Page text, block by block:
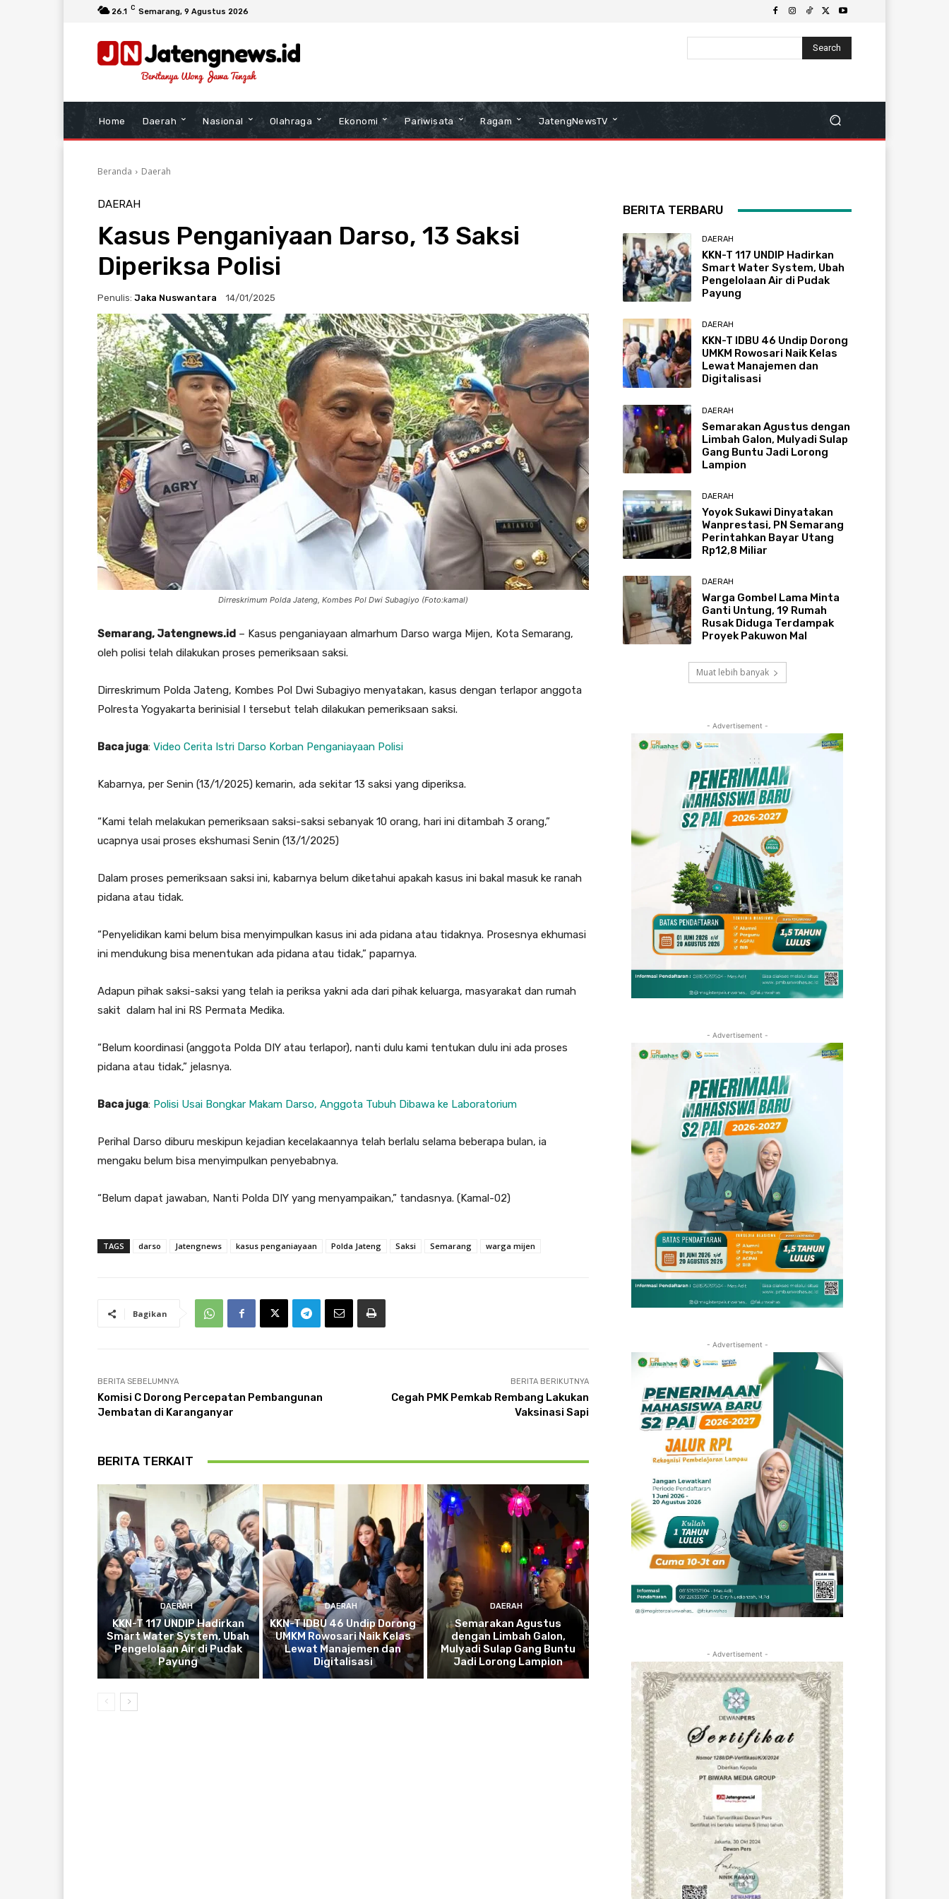
26.1 C Semarang, 9 Agustus 2026
Search
Home Daerah Nasional Olahraga Ekonomi Pariwisata Ragam JatengNewsTV
Beranda Daerah
DAERAH
Kasus Penganiyaan Darso, 13 Saksi
Diperiksa Polisi
Penulis: Jaka Nuswantara 14/01/2025
Dirreskrimum Polda Jateng, Kombes Pol Dwi Subagiyo (Foto:kamal)
Semarang, Jatengnews.id – Kasus penganiayaan almarhum Darso warga Mijen, Kota Semarang,
oleh polisi telah dilakukan proses pemeriksaan saksi.
Dirreskrimum Polda Jateng, Kombes Pol Dwi Subagiyo menyatakan, kasus dengan terlapor anggota
Polresta Yogyakarta berinisial I tersebut telah dilakukan pemeriksaan saksi.
Baca juga: Video Cerita Istri Darso Korban Penganiayaan Polisi
Kabarnya, per Senin (13/1/2025) kemarin, ada sekitar 13 saksi yang diperiksa.
“Kami telah melakukan pemeriksaan saksi-saksi sebanyak 10 orang, hari ini ditambah 3 orang,”
ucapnya usai proses ekshumasi Senin (13/1/2025)
Dalam proses pemeriksaan saksi ini, kabarnya belum diketahui apakah kasus ini bakal masuk ke ranah
pidana atau tidak.
“Penyelidikan kami belum bisa menyimpulkan kasus ini ada pidana atau tidaknya. Prosesnya ekhumasi
ini mendukung bisa menentukan ada pidana atau tidak,” paparnya.
Adapun pihak saksi-saksi yang telah ia periksa yakni ada dari pihak keluarga, masyarakat dan rumah
sakit dalam hal ini RS Permata Medika.
“Belum koordinasi (anggota Polda DIY atau terlapor), nanti dulu kami tentukan dulu ini ada proses
pidana atau tidak,” jelasnya.
Baca juga: Polisi Usai Bongkar Makam Darso, Anggota Tubuh Dibawa ke Laboratorium
Perihal Darso diburu meskipun kejadian kecelakaannya telah berlalu selama beberapa bulan, ia
mengaku belum bisa menyimpulkan penyebabnya.
“Belum dapat jawaban, Nanti Polda DIY yang menyampaikan,” tandasnya. (Kamal-02)
TAGS darso Jatengnews kasus penganiayaan Polda Jateng Saksi Semarang warga mijen
Bagikan
BERITA SEBELUMNYA
Komisi C Dorong Percepatan Pembangunan
Jembatan di Karanganyar
BERITA BERIKUTNYA
Cegah PMK Pemkab Rembang Lakukan
Vaksinasi Sapi
BERITA TERKAIT
DAERAH
KKN-T 117 UNDIP Hadirkan
Smart Water System, Ubah
Pengelolaan Air di Pudak
Payung
DAERAH
KKN-T IDBU 46 Undip Dorong
UMKM Rowosari Naik Kelas
Lewat Manajemen dan
Digitalisasi
DAERAH
Semarakan Agustus
dengan Limbah Galon,
Mulyadi Sulap Gang Buntu
Jadi Lorong Lampion
BERITA TERBARU
DAERAH
KKN-T 117 UNDIP Hadirkan
Smart Water System, Ubah
Pengelolaan Air di Pudak
Payung
DAERAH
KKN-T IDBU 46 Undip Dorong
UMKM Rowosari Naik Kelas
Lewat Manajemen dan
Digitalisasi
DAERAH
Semarakan Agustus dengan
Limbah Galon, Mulyadi Sulap
Gang Buntu Jadi Lorong
Lampion
DAERAH
Yoyok Sukawi Dinyatakan
Wanprestasi, PN Semarang
Perintahkan Bayar Utang
Rp12,8 Miliar
DAERAH
Warga Gombel Lama Minta
Ganti Untung, 19 Rumah
Rusak Diduga Terdampak
Proyek Pakuwon Mal
Muat lebih banyak
- Advertisement -
- Advertisement -
- Advertisement -
- Advertisement -